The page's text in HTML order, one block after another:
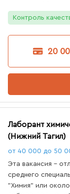
Контроль
20
Лаборант
(Нижний Тагил)
от 40 000 до 50
Эта вакансия -
среднего
"Химия" или